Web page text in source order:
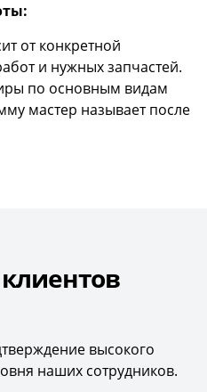
от конкретной
и нужных запчастей.
по основным видам
мастер называет после
высокого
наших сотрудников.